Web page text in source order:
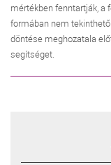
mértékben fenntartják,
formában nem
döntése meghozatala
segítséget.